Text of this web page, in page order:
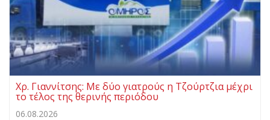
Χρ. Γιαννίτσης: Με δύο γιατρούς η Τζούρτζια μέχρι
το τέλος της θερινής περιόδου
06.08.2026